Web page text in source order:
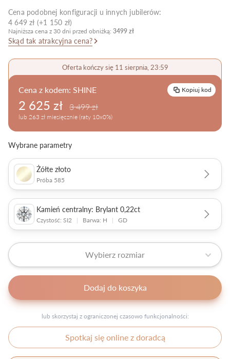
Pielęgnacja biżuterii
Cena podobnej konfiguracji u innych jubilerów:
4 649 zł (+1 150 zł)
Najniższa cena z 30 dni przed obniżką: 3499 zł
Skąd tak atrakcyjna cena?
Oferta kończy się 11 sierpnia, 23:59
Cena z kodem: SHINE Kopiuj kod
2 625 zł 3 499 zł
lub 263 zł miesięcznie (raty 10x0%)
Wybrane parametry
Żółte złoto
Próba 585
Kamień centralny: Brylant 0,22ct
Czystość: SI2 | Barwa: H | GD
Wybierz rozmiar
Dodaj do koszyka
lub skorzystaj z ograniczonej czasowo funkcjonalności:
Spotkaj się online z doradcą